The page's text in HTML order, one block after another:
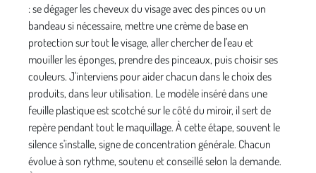
: se dégager les cheveux du visage avec des pinces ou un
bandeau si nécessaire, mettre une crème de base en
protection sur tout le visage, aller chercher de l'eau et
mouiller les éponges, prendre des pinceaux, puis choisir ses
couleurs. J'interviens pour aider chacun dans le choix des
produits, dans leur utilisation. Le modèle inséré dans une
feuille plastique est scotché sur le côté du miroir, il sert de
repère pendant tout le maquillage. À cette étape, souvent le
silence s'installe, signe de concentration générale. Chacun
évolue à son rythme, soutenu et conseillé selon la demande.